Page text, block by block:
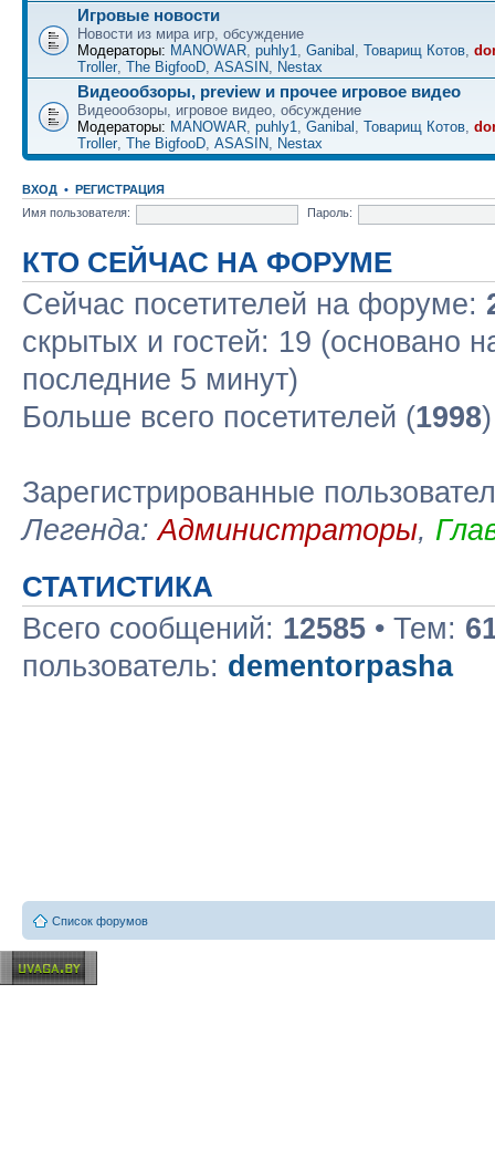
Игровые новости
Новости из мира игр, обсуждение
Модераторы: MANOWAR puhly1 Ganibal Товарищ Котов
Troller, The BigfooD ASASIN Nestax
Видеообзоры, preview и прочее игровое видео
Видеообзоры, игровое видео, обсуждение
Модераторы: MANOWAR puhly1 Ganibal Товарищ Котов
Troller, The BigfooD ASASIN Nestax
ВХОД • РЕГИСТРАЦИЯ
Имя пользователя:
Пароль:
КТО СЕЙЧАС НА ФОРУМЕ
Сейчас посетителей на форуме:
скрытых и гостей: 19 (основано
последние 5 минут)
Больше всего посетителей (1998
Зарегистрированные
Легенда:Администраторы,
СТАТИСТИКА
Всего сообщений: 12585 • Тем:
пользователь: dementorpasha
Список форумов